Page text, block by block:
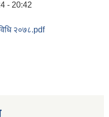
- 20:42
२०७८.pdf